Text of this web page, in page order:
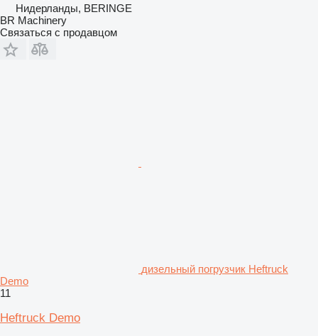
Нидерланды, BERINGE
BR Machinery
Связаться с продавцом
дизельный погрузчик Heftruck
Demo
11
Heftruck Demo